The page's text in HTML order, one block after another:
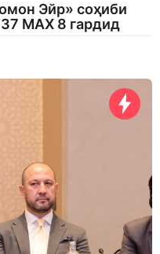
Эйр» соҳиби
MAX 8 гардид